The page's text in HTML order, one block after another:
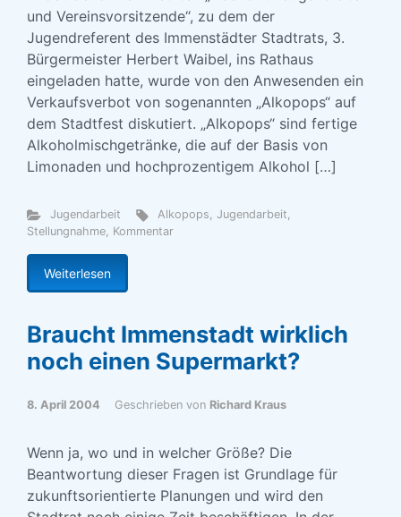
und Vereinsvorsitzende“, zu dem der
Jugendreferent des Immenstädter Stadtrats, 3.
Bürgermeister Herbert Waibel, ins Rathaus
eingeladen hatte, wurde von den Anwesenden ein
Verkaufsverbot von sogenannten „Alkopops“ auf
dem Stadtfest diskutiert. „Alkopops“ sind fertige
Alkoholmischgetränke, die auf der Basis von
Limonaden und hochprozentigem Alkohol […]
Jugendarbeit Alkopops,Jugendarbeit,
Stellungnahme, Kommentar
Weiterlesen
Braucht Immenstadt wirklich
noch einen Supermarkt?
8. April 2004 Geschrieben von Richard Kraus
Wenn ja, wo und in welcher Größe? Die
Beantwortung dieser Fragen ist Grundlage für
zukunftsorientierte Planungen und wird den